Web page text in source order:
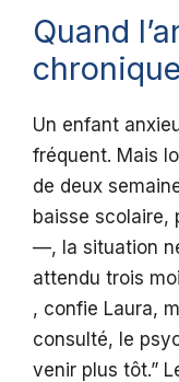
Quand
Un enfant
fréquent. Mais
de deux
baisse scolaire,
—, la situation
attendu trois
, confie Laura,
consulté, le
venir plus tôt.”